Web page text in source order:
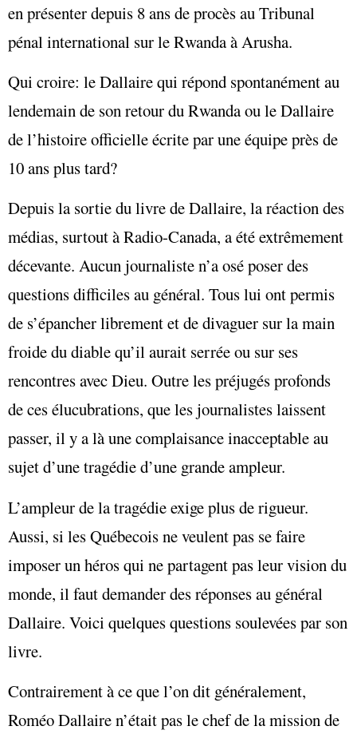
en présenter depuis 8 ans de procès au Tribunal
pénal international sur le Rwanda à Arusha.
Qui croire: le Dallaire qui répond spontanément au
lendemain de son retour du Rwanda ou le Dallaire
de l’histoire officielle écrite par une équipe près de
10 ans plus tard?
Depuis la sortie du livre de Dallaire, la réaction des
médias, surtout à Radio-Canada, a été extrêmement
décevante. Aucun journaliste n’a osé poser des
questions difficiles au général. Tous lui ont permis
de s’épancher librement et de divaguer sur la main
froide du diable qu’il aurait serrée ou sur ses
rencontres avec Dieu. Outre les préjugés profonds
de ces élucubrations, que les journalistes laissent
passer, il y a là une complaisance inacceptable au
sujet d’une tragédie d’une grande ampleur.
L’ampleur de la tragédie exige plus de rigueur.
Aussi, si les Québecois ne veulent pas se faire
imposer un héros qui ne partagent pas leur vision du
monde, il faut demander des réponses au général
Dallaire. Voici quelques questions soulevées par son
livre.
Contrairement à ce que l’on dit généralement,
Roméo Dallaire n’était pas le chef de la mission de